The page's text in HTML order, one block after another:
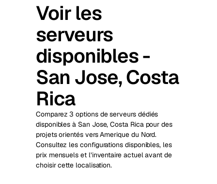
Voir les
serveurs
disponibles -
San Jose, Costa
Rica
Comparez 3 options de serveurs dédiés
disponibles à San Jose, Costa Rica pour des
projets orientés vers Amerique du Nord.
Consultez les configurations disponibles, les
prix mensuels et l’inventaire actuel avant de
choisir cette localisation.